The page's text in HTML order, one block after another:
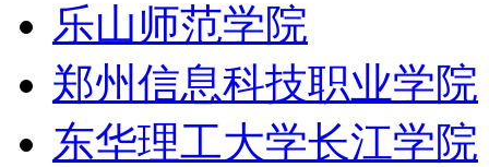
乐山师范学院
郑州信息科技职业学院
东华理工大学长江学院